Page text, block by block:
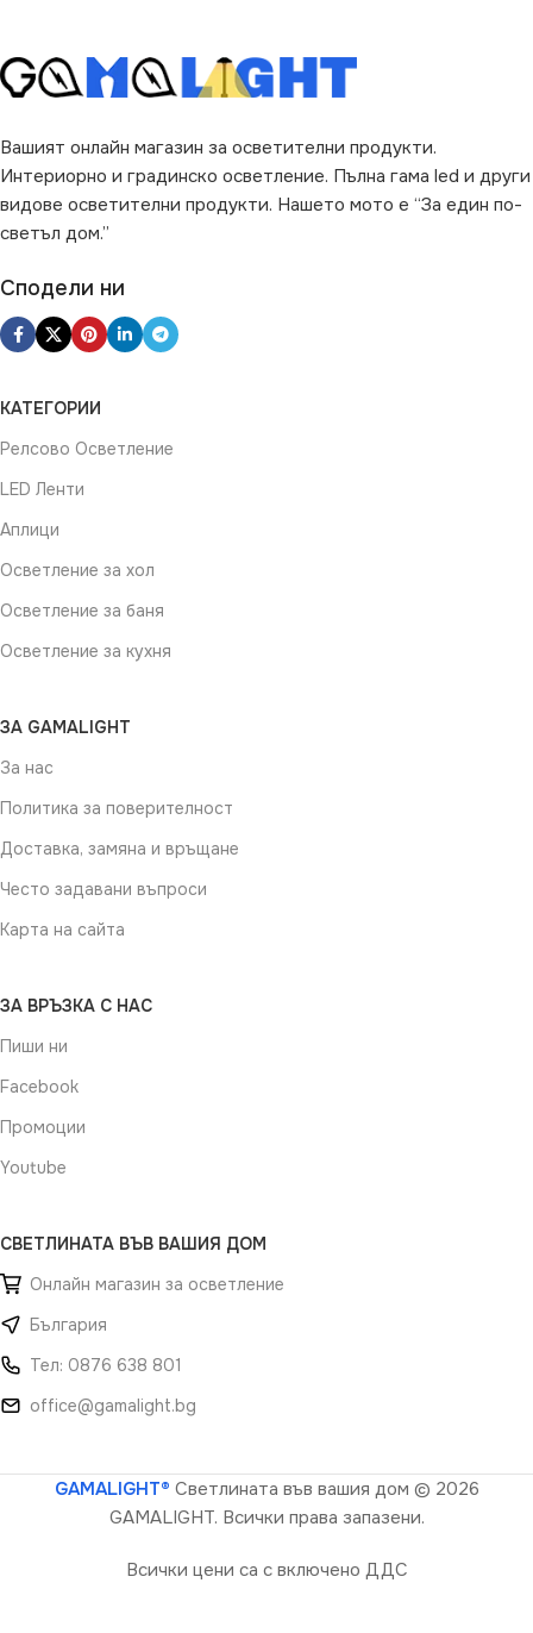
Вашият онлайн магазин за осветителни продукти.
Интериорно и градинско осветление. Пълна гама led и други
видове осветителни продукти. Нашето мото е “За един по-
светъл дом.”
Сподели ни
КАТЕГОРИИ
Релсово Осветление
LED Ленти
Аплици
Осветление за хол
Осветление за баня
Осветление за кухня
ЗА GAMALIGHT
За нас
Политика за поверителност
Доставка, замяна и връщане
Често задавани въпроси
Карта на сайта
ЗА ВРЪЗКА С НАС
Пиши ни
Facebook
Промоции
Youtube
СВЕТЛИНАТА ВЪВ ВАШИЯ ДОМ
Онлайн магазин за осветление
България
Тел: 0876 638 801
office@gamalight.bg
GAMALIGHT® Светлината във вашия дом © 2026
GAMALIGHT. Всички права запазени.
Всички цени са с включено ДДС